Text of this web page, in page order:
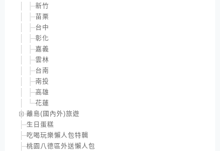
新竹
苗栗
台中
彰化
嘉義
雲林
台南
南投
高雄
花蓮
離島(國內外)旅遊
生日蛋糕
吃喝玩樂懶人包特輯
桃園八德區外送懶人包